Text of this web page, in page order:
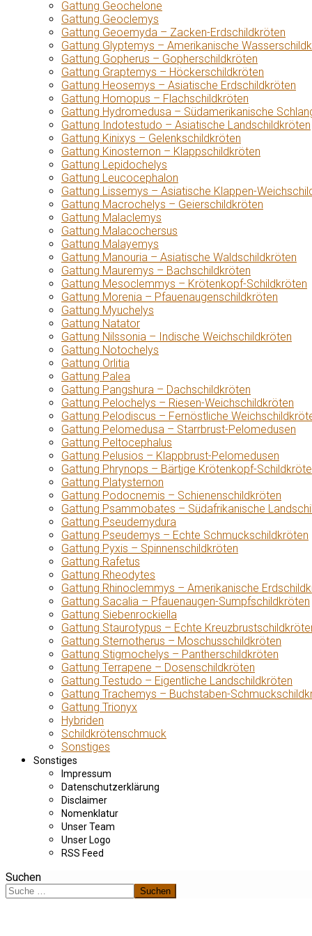
Gattung Geochelone
Gattung Geoclemys
Gattung Geoemyda – Zacken-Erdschildkröten
Gattung Glyptemys – Amerikanische
Gattung Gopherus – Gopherschildkröten
Gattung Graptemys – Höckerschildkröten
Gattung Heosemys – Asiatische Erdschildkröten
Gattung Homopus – Flachschildkröten
Gattung Hydromedusa – Südamerikanische
Gattung Indotestudo – Asiatische Landschildkröten
Gattung Kinixys – Gelenkschildkröten
Gattung Kinosternon – Klappschildkröten
Gattung Lepidochelys
Gattung Leucocephalon
Gattung Lissemys – Asiatische Klappen-
Gattung Macrochelys – Geierschildkröten
Gattung Malaclemys
Gattung Malacochersus
Gattung Malayemys
Gattung Manouria – Asiatische Waldschildkröten
Gattung Mauremys – Bachschildkröten
Gattung Mesoclemmys – Krötenkopf-Schildkröten
Gattung Morenia – Pfauenaugenschildkröten
Gattung Myuchelys
Gattung Natator
Gattung Nilssonia – Indische Weichschildkröten
Gattung Notochelys
Gattung Orlitia
Gattung Palea
Gattung Pangshura – Dachschildkröten
Gattung Pelochelys – Riesen-Weichschildkröten
Gattung Pelodiscus – Fernöstliche
Gattung Pelomedusa – Starrbrust-Pelomedusen
Gattung Peltocephalus
Gattung Pelusios – Klappbrust-Pelomedusen
Gattung Phrynops – Bärtige Krötenkopf-
Gattung Platysternon
Gattung Podocnemis – Schienenschildkröten
Gattung Psammobates – Südafrikanische
Gattung Pseudemydura
Gattung Pseudemys – Echte Schmuckschildkröten
Gattung Pyxis – Spinnenschildkröten
Gattung Rafetus
Gattung Rheodytes
Gattung Rhinoclemmys – Amerikanische
Gattung Sacalia – Pfauenaugen-Sumpfschildkröten
Gattung Siebenrockiella
Gattung Staurotypus – Echte
Gattung Sternotherus – Moschusschildkröten
Gattung Stigmochelys – Pantherschildkröten
Gattung Terrapene – Dosenschildkröten
Gattung Testudo – Eigentliche Landschildkröten
Gattung Trachemys – Buchstaben-
Gattung Trionyx
Hybriden
Schildkrötenschmuck
Sonstiges
Sonstiges
Impressum
Datenschutzerklärung
Disclaimer
Nomenklatur
Unser Team
Unser Logo
RSS Feed
Suchen
Suchen